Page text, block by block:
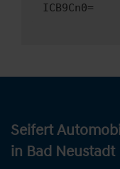
ICB9Cn0=
Seifert
in Bad Neustadt